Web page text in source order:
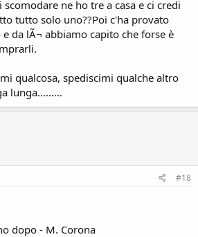
ne ho tre a casa e ci credi
tutto solo uno??Poi c'ha provato
da lÃ¬ abbiamo capito che forse è
qualcosa, spediscimi qualche altro
lunga.........
#18
dopo - M. Corona